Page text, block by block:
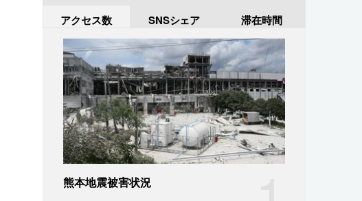
アクセス数 SNSシェア 滞在時間
熊本地震被害状況